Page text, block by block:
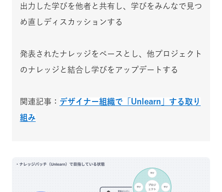
出力した学びを他者と共有し、学びをみんなで見つ
め直しディスカッションする
発表されたナレッジをベースとし、他プロジェクト
のナレッジと結合し学びをアップデートする
関連記事： デザイナー組織で「Unlearn」する取り
組み